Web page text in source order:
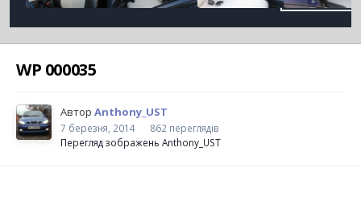
WP 000035
Автор Anthony_UST
7 березня, 2014
862 переглядів
Перегляд зображень Anthony_UST